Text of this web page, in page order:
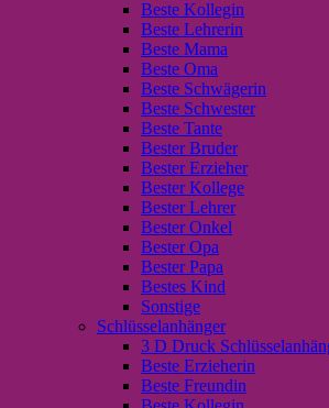
Beste Kollegin
Beste Lehrerin
Beste Mama
Beste Oma
Beste Schwägerin
Beste Schwester
Beste Tante
Bester Bruder
Bester Erzieher
Bester Kollege
Bester Lehrer
Bester Onkel
Bester Opa
Bester Papa
Bestes Kind
Sonstige
Schlüsselanhänger
3 D Druck
Beste Erzieherin
Beste Freundin